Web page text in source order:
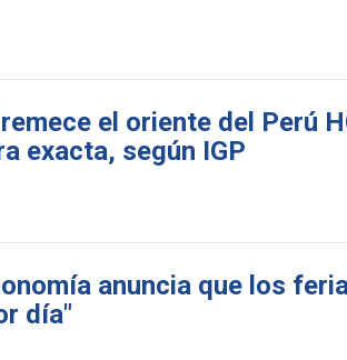
el oriente del Perú
exacta, según IGP
anuncia que los
día"